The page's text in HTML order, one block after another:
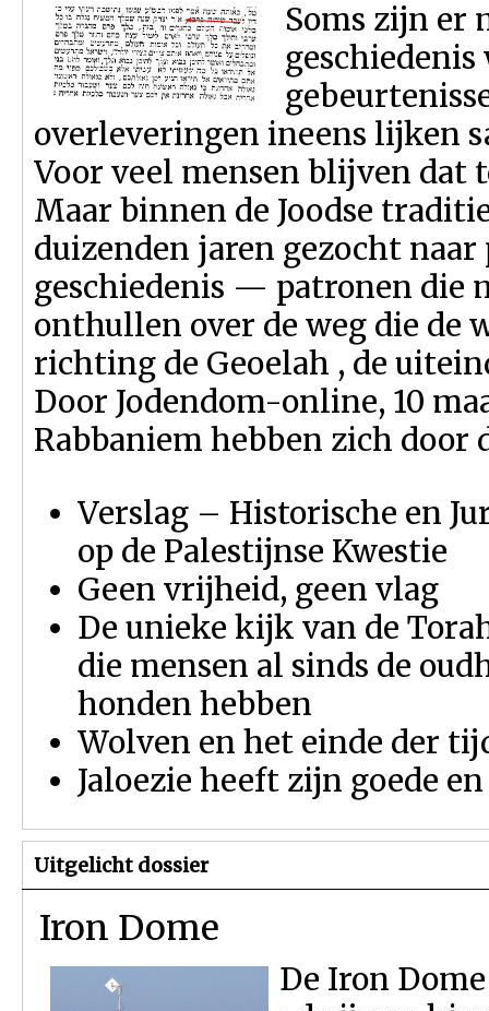
Soms zijn er
geschiedenis
overleveringen ineens lijken
Voor veel mensen blijven dat
Maar binnen de Joodse
duizenden jaren gezocht
geschiedenis — patronen die
onthullen over de weg die de
richting de Geoelah , de
Door Jodendom-online, 10
Rabbaniem hebben zich door
Verslag – Historische en
op de Palestijnse Kwestie
Geen vrijheid, geen vlag
De unieke kijk van de
die mensen al sinds de
honden hebben
Wolven en het einde der
Jaloezie heeft zijn goede
Uitgelicht dossier
Iron Dome
De Iron